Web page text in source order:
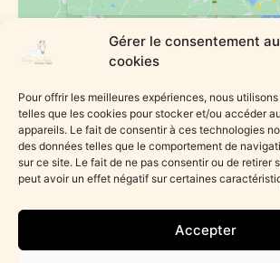
Gérer le consentement
cookies
Pour offrir les meilleures expériences, nous
telles que les cookies pour stocker et/ou accéder
appareils. Le fait de consentir à ces technologies
des données telles que le comportement de
sur ce site. Le fait de ne pas consentir ou de retirer
peut avoir un effet négatif sur certaines
Accepter
Ferme équestre Dou Pantai
Montaren & St Médiers, 30700 France +
Téléphone
0624765148